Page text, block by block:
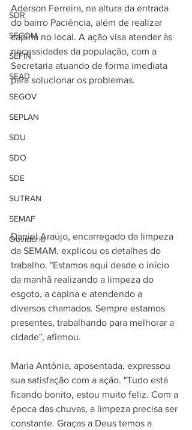
SDR
SECOM
SEFIN
SEAD
SEGOV
SEPLAN
SDU
SDO
SDE
SUTRAN
SEMAF
Ouvidoria
Aderson Ferreira, na altura da entrada
do bairro Paciência, além de realizar
capina no local. A ação visa atender às
necessidades da população, com a
Secretaria atuando de forma imediata
para solucionar os problemas.
Daniel Araújo, encarregado da limpeza
da SEMAM, explicou os detalhes do
trabalho. "Estamos aqui desde o início
da manhã realizando a limpeza do
esgoto, a capina e atendendo a
diversos chamados. Sempre estamos
presentes, trabalhando para melhorar a
cidade", afirmou.
Maria Antônia, aposentada, expressou
sua satisfação com a ação. "Tudo está
ficando bonito, estou muito feliz. Com a
época das chuvas, a limpeza precisa ser
constante. Graças a Deus temos a